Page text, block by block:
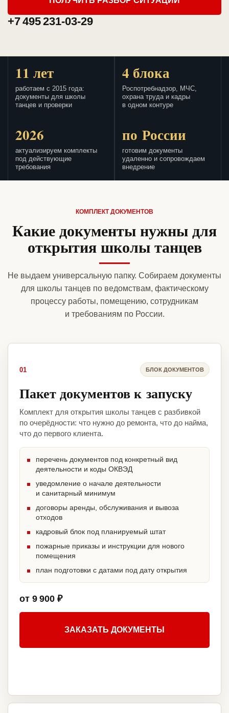
+7 495 231-03-29
11 лет
работаем с 2015 года:
документы для школы
танцев и проверки
4 блока
Роспотребнадзор, МЧС,
охрана труда и кадры
в одном контуре
2026
актуализируем комплекты
под действующие
требования
по России
готовим документы
удаленно и сопровождаем
внедрение
КОМПЛЕКТ ДОКУМЕНТОВ
Какие документы нужны для
открытия школы танцев
Не выдаем универсальную папку. Собираем документы
для школы танцев по ведомствам, фактическому
процессу работы, помещению, сотрудникам
и требованиям по России.
01 БЛОК ДОКУМЕНТОВ
Пакет документов к запуску
Комплект для открытия школы танцев с разбивкой
по очерёдности: что нужно до ремонта, что до найма,
что до первого клиента.
перечень документов под конкретный вид
деятельности и коды ОКВЭД
уведомление о начале деятельности
и санитарный минимум
договоры аренды, обслуживания и вывоза
отходов
кадровый блок под планируемый штат
пожарные приказы и инструкции для нового
помещения
план подготовки с датами под дату открытия
от 9 900 ₽
ЗАКАЗАТЬ ДОКУМЕНТЫ